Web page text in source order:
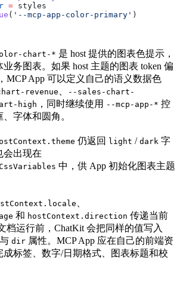
= styles
( '--mcp-app-color-primary' )
chart-* 是 host 提供的图表色提示，
务图表。如果 host 主题的图表 token 偏
MCP App 可以定义自己的语义数据色
revenue
--sales-chart-
high ，同时继续使用 --mcp-app-* 控
字体和圆角。
仍返回 light / dark 字
会出现在
中，供 App 初始化图表主题
和 hostContext.direction 传递当前
档运行前，ChatKit 会把同样的值写入
与 dir 属性。MCP App 应在自己的前端资
标签、数字/日期格式、图表标题和校